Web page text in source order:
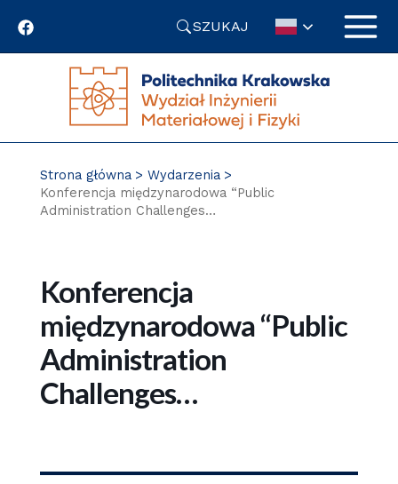
SZUKAJ
Strona główna
Wydarzenia
Konferencja międzynarodowa “Public
Administration Challenges…
Konferencja
międzynarodowa “Public
Administration
Challenges…